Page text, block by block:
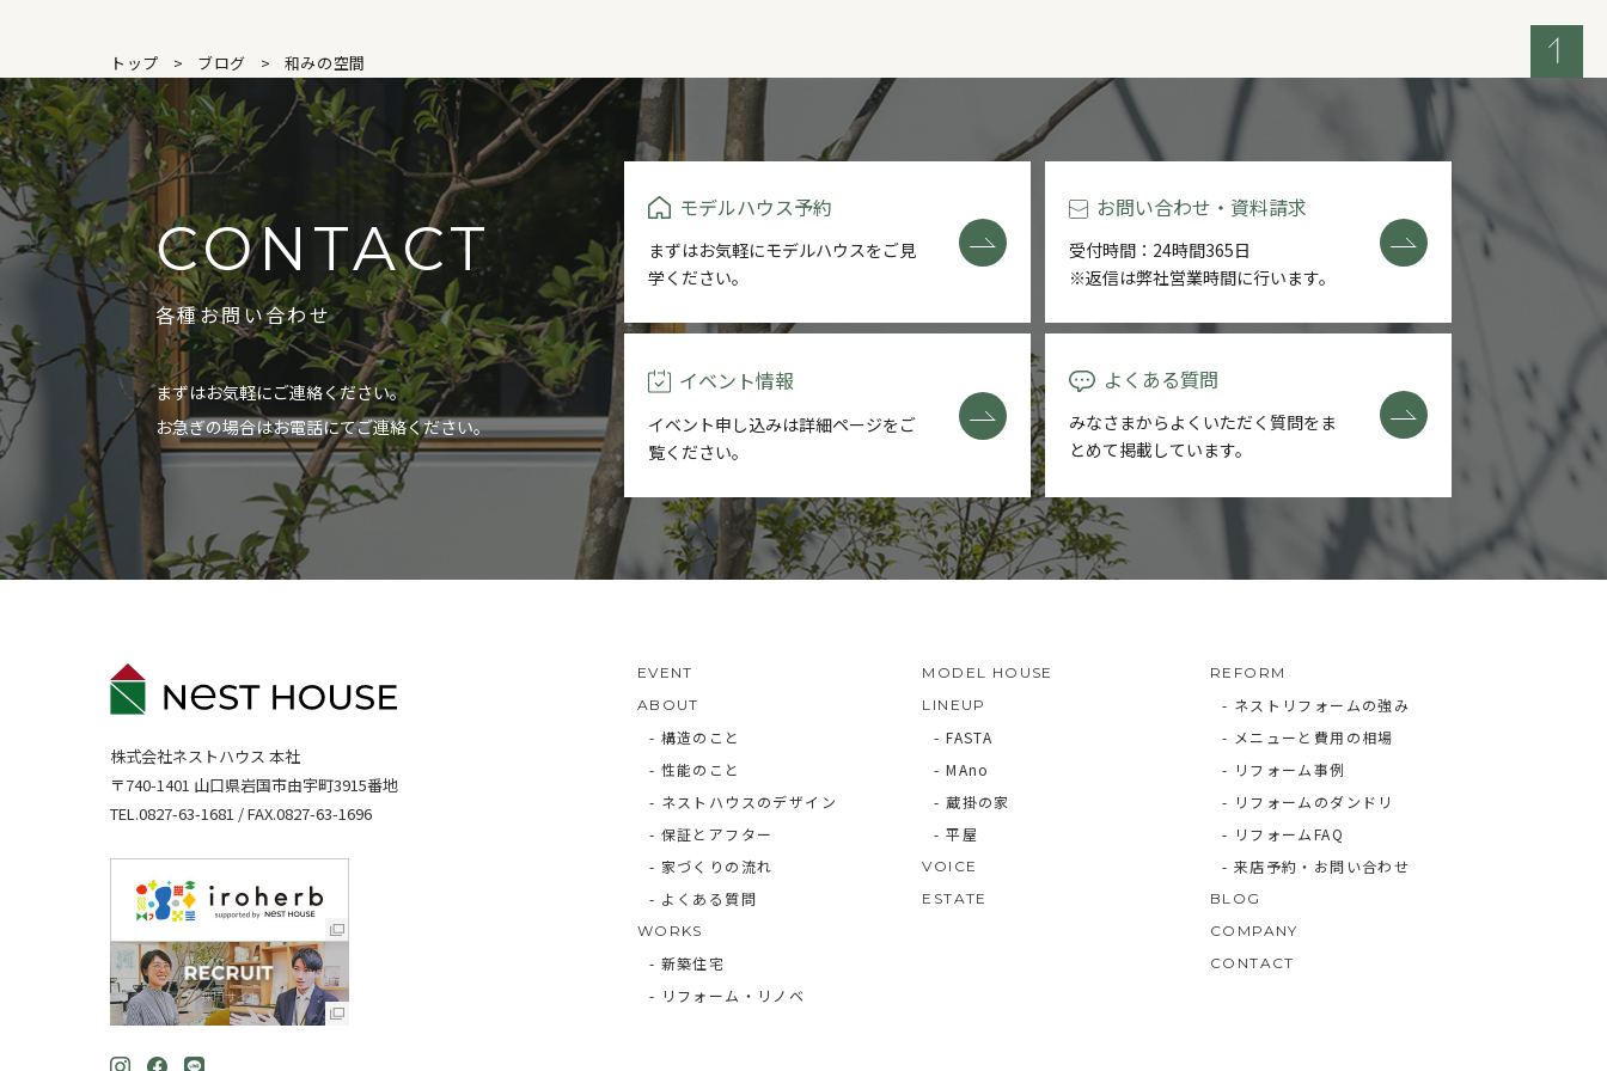
トップ ブログ 和みの空間
CONTACT
各種お問い合わせ
まずはお気軽にご連絡ください。
お急ぎの場合はお電話にてご連絡ください。
モデルハウス予約
まずはお気軽にモデルハウスをご見
学ください。
お問い合わせ・資料請求
受付時間：24時間365日
※返信は弊社営業時間に行います。
イベント情報
イベント申し込みは詳細ページをご
覧ください。
よくある質問
みなさまからよくいただく質問をま
とめて掲載しています。
株式会社ネストハウス 本社
〒740-1401 山口県岩国市由宇町3915番地
TEL.0827-63-1681 / FAX.0827-63-1696
EVENT
ABOUT
- 構造のこと
- 性能のこと
- ネストハウスのデザイン
- 保証とアフター
- 家づくりの流れ
- よくある質問
WORKS
- 新築住宅
- リフォーム・リノベ
MODEL HOUSE
LINEUP
- FASTA
- MAno
- 蔵掛の家
- 平屋
VOICE
ESTATE
REFORM
- ネストリフォームの強み
- メニューと費用の相場
- リフォーム事例
- リフォームのダンドリ
- リフォームFAQ
- 来店予約・お問い合わせ
BLOG
COMPANY
CONTACT